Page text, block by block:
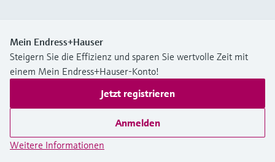
Mein Endress+Hauser
Steigern Sie die Effizienz und sparen Sie wertvolle Zeit mit
einem Mein Endress+Hauser-Konto!
Jetzt registrieren
Anmelden
Weitere Informationen